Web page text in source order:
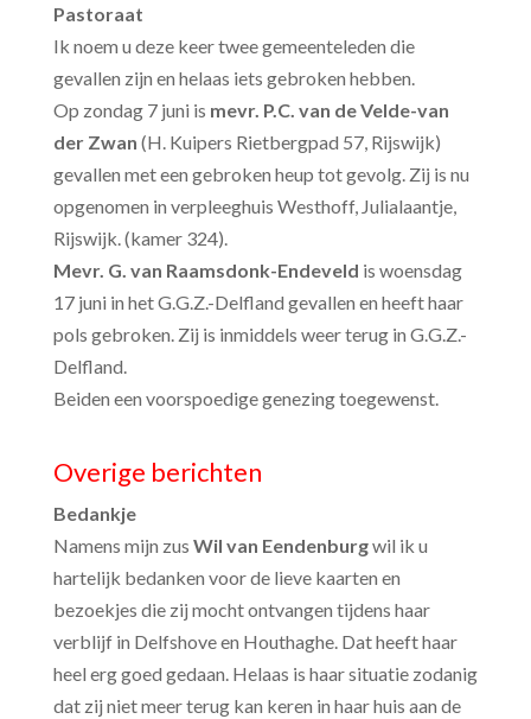
Pastoraat
Ik noem u deze keer twee gemeenteleden die
gevallen zijn en helaas iets gebroken hebben.
Op zondag 7 juni is mevr. P.C. van de Velde-van
der Zwan (H. Kuipers Rietbergpad 57, Rijswijk)
gevallen met een gebroken heup tot gevolg. Zij is nu
opgenomen in verpleeghuis Westhoff, Julialaantje,
Rijswijk. (kamer 324).
Mevr. G. van Raamsdonk-Endeveld is woensdag
17 juni in het G.G.Z.-Delfland gevallen en heeft haar
pols gebroken. Zij is inmiddels weer terug in G.G.Z.-
Delfland.
Beiden een voorspoedige genezing toegewenst.
Overige berichten
Bedankje
Namens mijn zus Wil van Eendenburgwil ik u
hartelijk bedanken voor de lieve kaarten en
bezoekjes die zij mocht ontvangen tijdens haar
verblijf in Delfshove en Houthaghe. Dat heeft haar
heel erg goed gedaan. Helaas is haar situatie zodanig
dat zij niet meer terug kan keren in haar huis aan de